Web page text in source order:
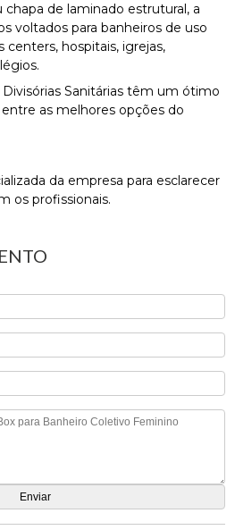
de laminado estrutural, a
voltados para banheiros de uso
hospitais, igrejas,
Sanitárias têm um ótimo
as melhores opções do
da empresa para esclarecer
os profissionais.